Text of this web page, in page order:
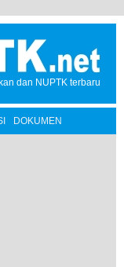
dan NUPTK terbaru
DOKUMEN